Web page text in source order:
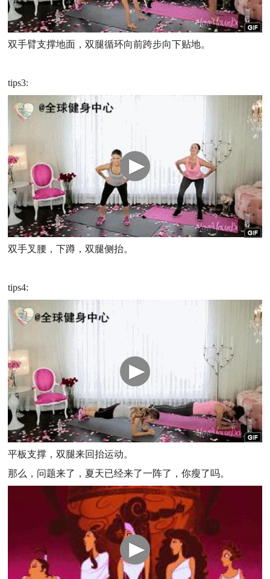
双手臂支撑地面，双腿循环向前跨步向下贴地。
tips3:
双手叉腰，下蹲，双腿侧抬。
tips4:
平板支撑，双腿来回抬运动。
那么，问题来了，夏天已经来了一阵了，你瘦了吗。